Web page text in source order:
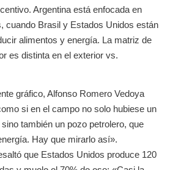
Argentina está enfocada en
cuando Brasil y Estados Unidos están
alimentos y energía. La matriz de
es distinta en el exterior vs.
gráfico, Alfonso Romero Vedoya
si en el campo no solo hubiese un
también un pozo petrolero, que
Hay que mirarlo así».
que Estados Unidos produce 120